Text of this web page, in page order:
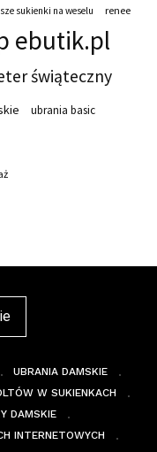
sukienki na weselu renee
ebutik.pl
świąteczny
ubrania basic
UBRANIA DAMSKIE
W SUKIENKACH
DAMSKIE
INTERNETOWYCH